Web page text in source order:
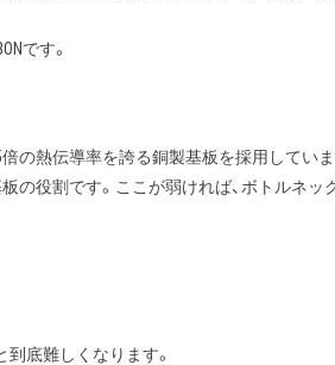
です。
倍の熱伝導率を誇る銅製基板を採用してい
役割です。ここが弱ければ、ボトルネッ
底難しくなります。